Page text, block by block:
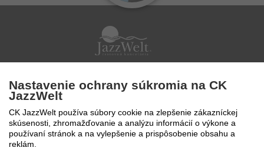
Po - Pi 9 - 17 hod
0850 777 888
Nastavenie ochrany súkromia na CK
JazzWelt
CK JazzWelt používa súbory cookie na zlepšenie zákazníckej
skúsenosti, zhromažďovanie a analýzu informácií o výkone a
používaní stránok a na vylepšenie a prispôsobenie obsahu a
reklám.